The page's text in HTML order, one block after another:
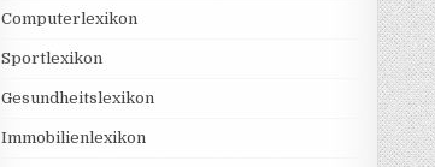
Computerlexikon
Sportlexikon
Gesundheitslexikon
Immobilienlexikon